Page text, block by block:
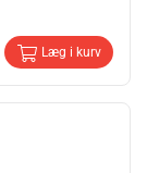
Læg i kurv